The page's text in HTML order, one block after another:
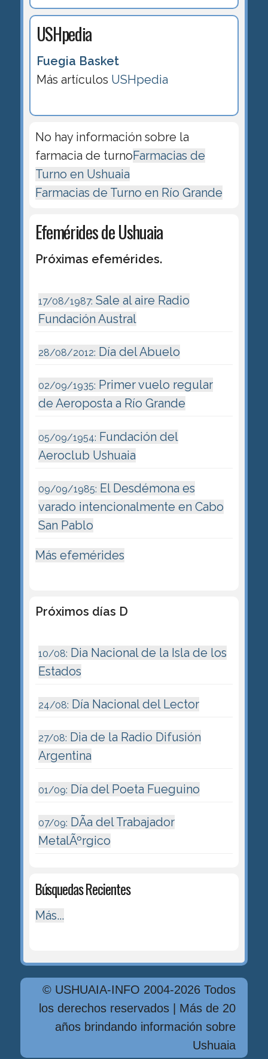
USHpedia
Fuegia Basket
Más artículos USHpedia
No hay información sobre la
farmacia de turnoFarmacias de
Turno en Ushuaia
Farmacias de Turno en Río Grande
Efemérides de Ushuaia
Próximas efemérides.
17/08/1987: Sale al aire Radio
Fundación Austral
28/08/2012: Día del Abuelo
02/09/1935: Primer vuelo regular
de Aeroposta a Río Grande
05/09/1954: Fundación del
Aeroclub Ushuaia
09/09/1985: El Desdémona es
varado intencionalmente en Cabo
San Pablo
Más efemérides
Próximos días D
10/08: Dia Nacional de la Isla de los
Estados
24/08: Día Nacional del Lector
27/08: Dia de la Radio Difusión
Argentina
01/09: Día del Poeta Fueguino
07/09: DÃ­a del Trabajador
MetalÃºrgico
Búsquedas Recientes
Más...
© USHUAIA-INFO 2004-2026 Todos
los derechos reservados | Más de 20
años brindando información sobre
Ushuaia